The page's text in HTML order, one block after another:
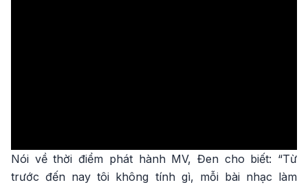
Nói về thời điểm phát hành MV, Đen cho biết: “Từ
trước đến nay tôi không tính gì, mỗi bài nhạc làm